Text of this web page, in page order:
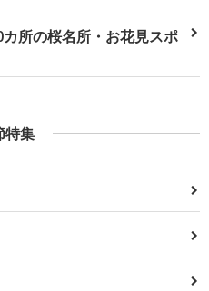
所の桜名所・お花見スポ
特集